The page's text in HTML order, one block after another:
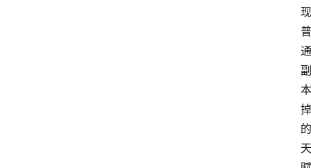
现
普
通
副
本
掉
的
天